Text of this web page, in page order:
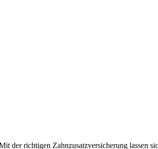
der richtigen Zahnzusatzversicherung lassen